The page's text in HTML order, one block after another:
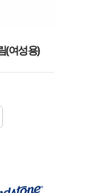
(여성용)